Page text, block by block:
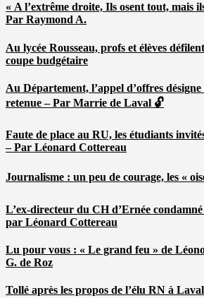
« A l’extrême droite, Ils osent tout, mais
Par Raymond A.
Au lycée Rousseau, profs et élèves
coupe budgétaire
Au Département, l’appel d’offres
retenue – Par Marrie de Laval 🔓
Faute de place au RU, les étudiants
– Par Léonard Cottereau
Journalisme : un peu de courage, les «
L’ex-directeur du CH d’Ernée
par Léonard Cottereau
Lu pour vous : « Le grand feu » de
G. de Roz
Tollé après les propos de l’élu RN à